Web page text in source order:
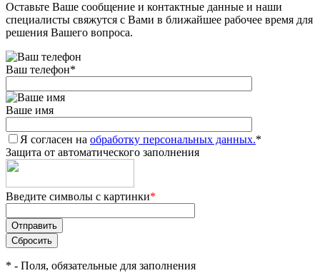
Оставьте Ваше сообщение и контактные данные и наши
специалисты свяжутся с Вами в ближайшее рабочее время для
решения Вашего вопроса.
Ваш телефон*
Ваше имя
Я согласен на обработку персональных данных.*
Защита от автоматического заполнения
Введите символы с картинки*
* - Поля, обязательные для заполнения